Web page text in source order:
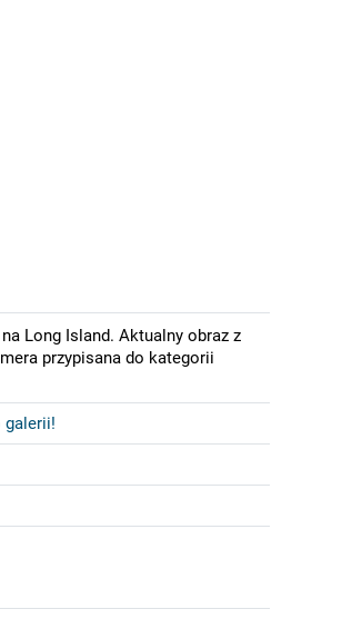
Long Island. Aktualny obraz z
przypisana do kategorii
galerii!